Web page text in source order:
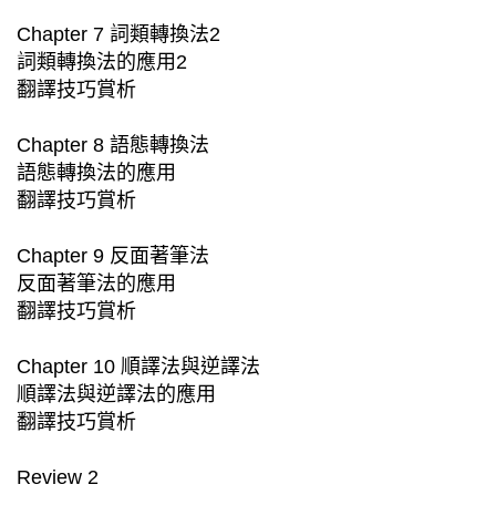
Chapter 7 詞類轉換法2
詞類轉換法的應用2
翻譯技巧賞析
Chapter 8 語態轉換法
語態轉換法的應用
翻譯技巧賞析
Chapter 9 反面著筆法
反面著筆法的應用
翻譯技巧賞析
Chapter 10 順譯法與逆譯法
順譯法與逆譯法的應用
翻譯技巧賞析
Review 2